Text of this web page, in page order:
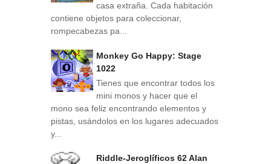
casa extraña. Cada habitación
contiene objetos para coleccionar,
rompecabezas pa...
Monkey Go Happy: Stage
1022
Tienes que encontrar todos los
mini monos y hacer que el
mono sea feliz encontrando elementos y
pistas, usándolos en los lugares adecuados
y...
Riddle-Jeroglíficos 62 Alan